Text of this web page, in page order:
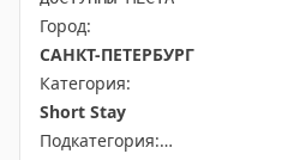
Город:
САНКТ-ПЕТЕРБУРГ
Категория:
Short Stay
Подкатегория: